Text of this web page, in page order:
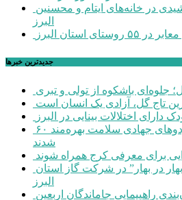
البرز
استان البرز
جديدترين خبرها
جلوه‌ای باشکوه از تولی و تبری
تاج گل، آزادی یک انسان است
۶۰ هزار البرزی از خدمات اردوهای جهادی سلامت بهره‌مند
شدند
برای معرفی کرج همراه شوند
البرز